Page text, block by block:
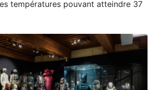
températures pouvant atteindre 37